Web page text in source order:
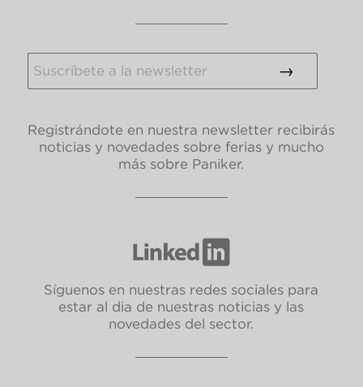
Registrándote en nuestra newsletter recibirás
noticias y novedades sobre ferias y mucho
más sobre Paniker.
Síguenos en nuestras redes sociales para
estar al dia de nuestras noticias y las
novedades del sector.